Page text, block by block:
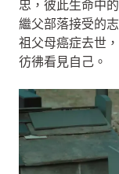
忠，彼此生命中
繼父部落接受的
祖父母癌症去世
彷彿看見自己。